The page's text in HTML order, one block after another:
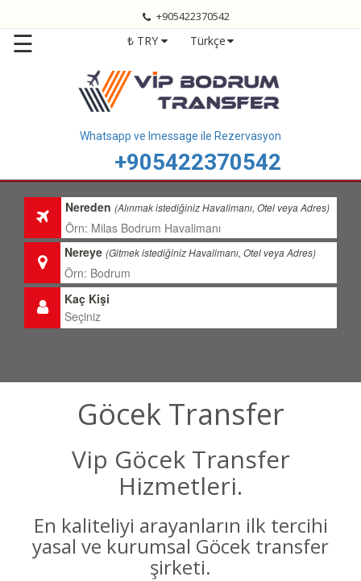
Bodrum
Transfer
Fiyatları
Transfer
Bölgelerimiz
Hizmetlerimiz
Hakkımızda
+905422370542
☰ ₺ TRY Türkçe
Whatsapp ve Imessage ile Rezervasyon
+905422370542
Nereden(Alınmak istediğiniz Havalimanı, Otel veya Adres)
Nereye(Gitmek istediğiniz Havalimanı, Otel veya Adres)
Kaç Kişi
Göcek Transfer
Vip Göcek Transfer
Hizmetleri.
En kaliteliyi arayanların ilk tercihi
yasal ve kurumsal Göcek transfer
şirketi.